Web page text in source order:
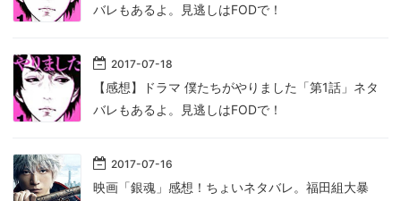
バレもあるよ。見逃しはFODで！
2017-07-18
【感想】ドラマ 僕たちがやりました「第1話」ネタ
バレもあるよ。見逃しはFODで！
2017-07-16
映画「銀魂」感想！ちょいネタバレ。福田組大暴